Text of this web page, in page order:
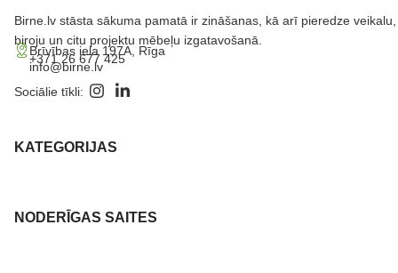
Birne.lv stāsta sākuma pamatā ir zināšanas, kā arī pieredze veikalu,
biroju un citu projektu mēbeļu izgatavošanā.
Brīvības iela 197A, Rīga
+371 26 677 425
info@birne.lv
Sociālie tīkli:
KATEGORIJAS
NODERĪGAS SAITES